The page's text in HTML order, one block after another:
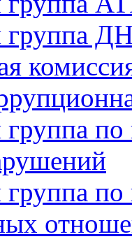
группа
группа
группа